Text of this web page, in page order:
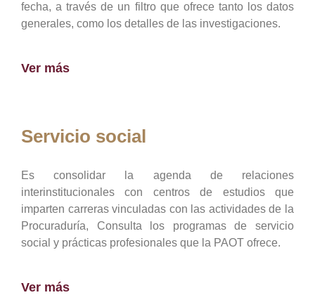
fecha, a través de un filtro que ofrece tanto los datos
generales, como los detalles de las investigaciones.
Ver más
Servicio social
Es consolidar la agenda de relaciones
interinstitucionales con centros de estudios que
imparten carreras vinculadas con las actividades de la
Procuraduría, Consulta los programas de servicio
social y prácticas profesionales que la PAOT ofrece.
Ver más